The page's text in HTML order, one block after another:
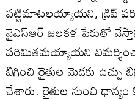
వట్టిమాటలయ్యాయని, డ్రిప్‌
వైఎస్‌ఆర్‌ జలకళ పేరుతో
పరిమితమయ్యాయని
బిగించి రైతుల మెడకు ఉచ్చు
చేశారు. రైతుల నుంచి